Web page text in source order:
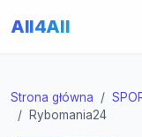
All4All
Strona główna
Rybomania24